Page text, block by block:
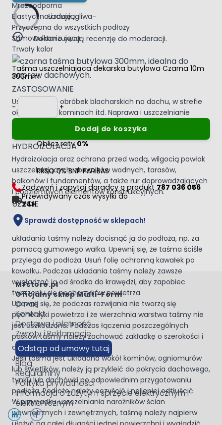
Mrozoodporna
Elastyczna i rozciągliwa-
Przyczepna do wszystkich podłoży
Samowulkanizująca
Trwały kolor
ZASTOSOWANIE
Uszczelnianie obróbek blacharskich na dachu, w strefie
okapowej, na kominach itd. Naprawa i uszczelnianie
szczelin, połączeń, pęknięć, przerw i przecieków w
pokryciach dachowych, rynnach i rurach spustowych.
HYDROIZOLACJA
Hydroizolacja oraz ochrona przed wodą, wilgocią powłok
uszczelniających, zbiorników wodnych, tarasów,
balkonów i fundamentów, a także rur doprowadzających
i podziemnych elementów konstrukcyjnych.
UŻYCIE
Przed nałożeniem taśmy podłoże powinno być sztywne i
suche. Najpierw należy usunąć folie ochronną. Podczas
układania taśmy należy docisnąć ją do podłoża, np. za
pomocą gumowego wałka. Upewnij się, że taśma ściśle
przylega do podłoża. Usuń folię ochronną kawałek po
kawałku. Podczas układania taśmy należy zawsze
wygładzać ją od środka do krawędzi, aby zapobiec
tworzeniu się pęcherzyków powietrza.
Upewnij się, że podczas rozwijania nie tworzą się
pęcherzyki powietrza i że wierzchnia warstwa taśmy nie
jest uszkodzona. Podczas łączenia poszczególnych
pasków taśmy należy zachować zakładkę o szerokości i
długości co najmniej 25 mm.
Jeśli taśma jest układana wokół kominów, ogniomurów
lub świetlików, należy ją przykleić do pokrycia dachowego,
tynku lub dachówki po odpowiednim przygotowaniu
podłoża. Podłoże należy oczyścić i najlepiej odtłuścić.
W przypadku uszczelniania narożników ścian
wewnętrznych i zewnętrznych, taśmę należy najpierw
Ładuję...
Dodano swoją recenzję do moderacji.
Taśma uszczelniająca dekarska butylowa Czarna 10m
300mm
-
Ilość
+
Dodaj do koszyka
Oblicz raty0%
RRSO 0% BNP PARIBAS
Zadzwoń i zapytaj doradcy o produkt 787 036 056
Przewidywany czas wysyłki do
24H
Sprawdź dostępność w sklepach!
MFstore.pl
Oficjalny sklep Multi-Form
O nas
Kontakt
Dostawa i płatność
Zwroty i Reklamacje
Odstąp od umowy tutaj
Blog
Regulaminy
Polityka prywatności
Informacja o zużytym sprzęcie elektrycznym i
elektronicznym